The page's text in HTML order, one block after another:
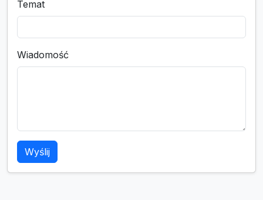
Temat
Wiadomość
Wyślij